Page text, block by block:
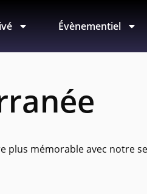
Évènementiel
mémorable avec notre